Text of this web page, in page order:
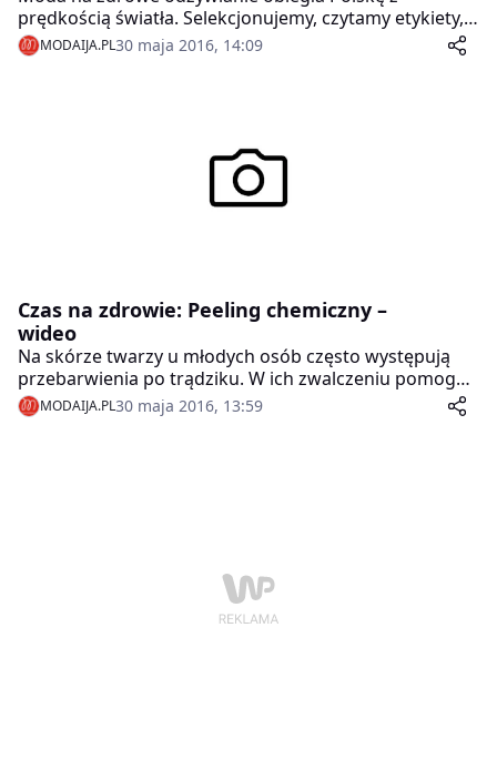
prędkością światła. Selekcjonujemy, czytamy etykiety,
słuchamy przeróżnych porad, lecz często gubimy się w
morzu dostępnych na rynku produktów. W dzisiejszym
MODAIJA.PL30 maja 2016, 14:09
Czas na zdrowie: Peeling chemiczny –
wideo
Na skórze twarzy u młodych osób często występują
przebarwienia po trądziku. W ich zwalczeniu pomogą
Wam peelingi chemiczne. W jaki sposób? Zobaczcie
wideo!
MODAIJA.PL30 maja 2016, 13:59